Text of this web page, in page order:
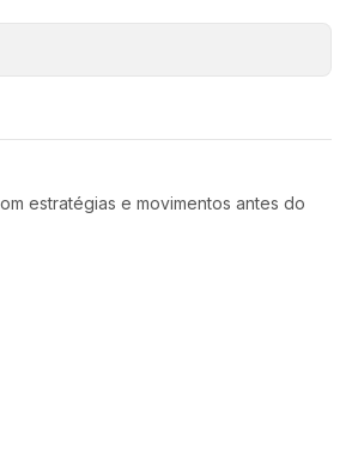
estratégias e movimentos antes do